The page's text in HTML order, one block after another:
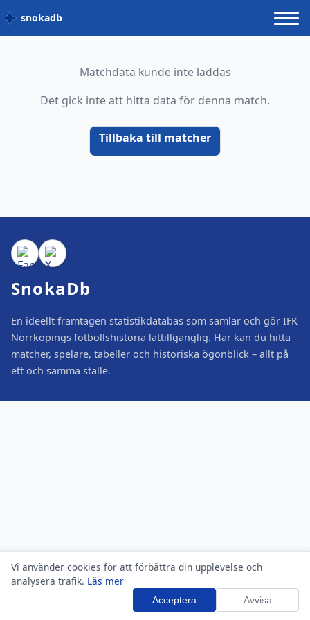
Vi använder cookies för att förbättra din upplevelse och
analysera trafik. Läs mer
Acceptera Avvisa
snokadb
Matchdata kunde inte laddas
Det gick inte att hitta data för denna match.
Tillbaka till matcher
SnokaDb
En ideellt framtagen statistikdatabas som samlar och gör IFK
Norrköpings fotbollshistoria lättillgänglig. Här kan du hitta
matcher, spelare, tabeller och historiska ögonblick – allt på
ett och samma ställe.